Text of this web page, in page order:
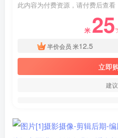
此内容为付费资源，请付费后查看
米 25
半价会员 米12.5
立即
建